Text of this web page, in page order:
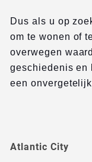
Dus als u op
om te wonen of
overwegen
geschiedenis en
een
Atlantic City